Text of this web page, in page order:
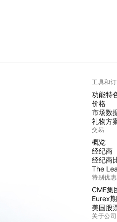
工具和
功能特
价格
市场数
礼物方
交易
概览
经纪商
经纪商
The
特别优惠
CME集
Eurex
美国股
关于公司